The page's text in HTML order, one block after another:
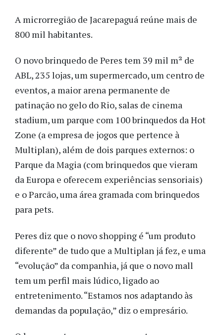
A microrregião de Jacarepaguá reúne mais de
800 mil habitantes.
O novo brinquedo de Peres tem 39 mil m² de
ABL, 235 lojas, um supermercado, um centro de
eventos, a maior arena permanente de
patinação no gelo do Rio, salas de cinema
stadium, um parque com 100 brinquedos da Hot
Zone (a empresa de jogos que pertence à
Multiplan), além de dois parques externos: o
Parque da Magia (com brinquedos que vieram
da Europa e oferecem experiências sensoriais)
e o Parcão, uma área gramada com brinquedos
para pets.
Peres diz que o novo shopping é “um produto
diferente” de tudo que a Multiplan já fez, e uma
“evolução” da companhia, já que o novo mall
tem um perfil mais lúdico, ligado ao
entretenimento. “Estamos nos adaptando às
demandas da população,” diz o empresário.